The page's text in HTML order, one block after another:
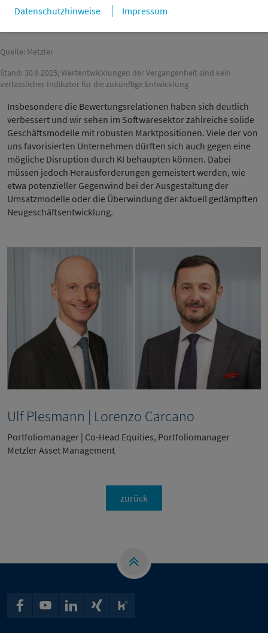
Datenschutzhinweise
Impressum
MSCI World Software & Services Index
MSCI World Halbleiter Index
Quelle: Metzler
Stand: 30.9.2025; Wertentwicklungen der Vergangenheit sind kein
verlässlicher Indikator für die zukünftige Entwicklung
Insbesondere die Bewertungsrelationen haben sich deutlich
verbessert und wir sehen im Softwaresektor zahlreiche solide
Geschäftsmodelle mit robusten Marktpositionen. Viele der von
uns favorisierten Unternehmen dürften sich auch gegen eine
mögliche Disruption durch KI behaupten können. Dabei
müssen jedoch Herausforderungen gemeistert werden, wie
etwa potenzieller Gegenwind bei der Ausgestaltung der
Umsatzmodelle oder die Überwindung der aktuell gedämpften
Neugeschäftsentwicklung.
Ulf Plesmann | Lorenzo Carcano
Portfoliomanager | Co-Head Equities, Portfoliomanager
Metzler Asset Management
zurück